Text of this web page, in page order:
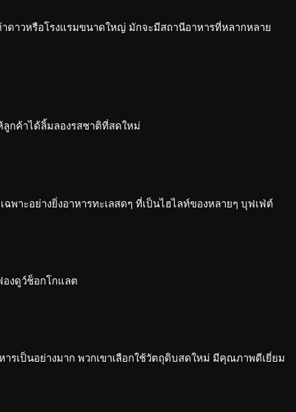
ดาวหรือโรงแรมขนาดใหญ่ มักจะมีสถานีอาหารที่หลากหลาย
ลูกค้าได้ลิ้มลองรสชาติที่สดใหม่
าะอย่างยิ่งอาหารทะเลสดๆ ที่เป็นไฮไลท์ของหลายๆ บุฟเฟ่ต์
งดูว์ช็อกโกแลต
เป็นอย่างมาก พวกเขาเลือกใช้วัตถุดิบสดใหม่ มีคุณภาพดีเยี่ยม